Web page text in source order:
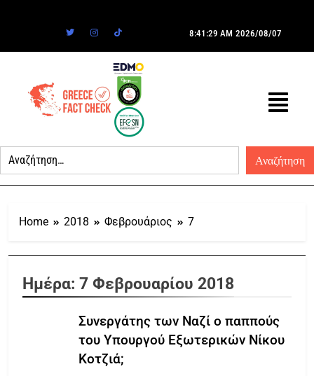
8:41:29 AM 2026/08/07
Home 2018 Φεβρουάριος 7
Ημέρα: 7 Φεβρουαρίου 2018
Συνεργάτης των Ναζί ο παππούς
του Υπουργού Εξωτερικών Νίκου
Κοτζιά;